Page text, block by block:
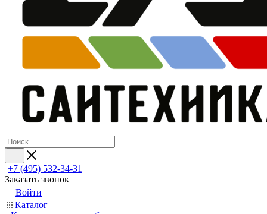
+7 (495) 532‑34‑31
Заказать звонок
Войти
Каталог